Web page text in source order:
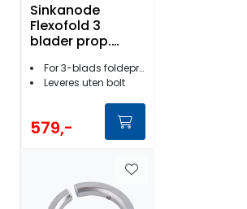
Sinkanode
Flexofold 3
blader prop.
For 3-blads foldepropell:Ø utvendig: 67 mm
Leveres uten bolt
579,-